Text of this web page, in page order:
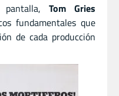
pantalla,Tom Gries
fundamentales que
de cada producción